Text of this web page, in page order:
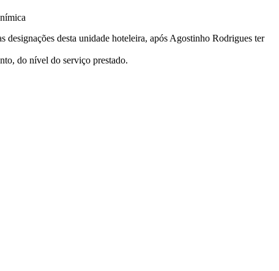
desta unidade hoteleira, após Agostinho Rodrigues ter
do nível do serviço prestado.